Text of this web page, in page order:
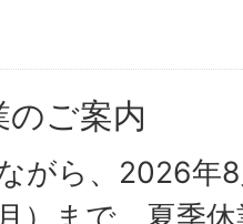
のご案内
がら、2026年
）まで、夏季